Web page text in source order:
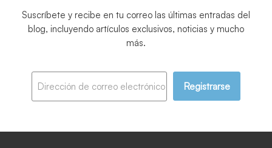
Suscríbete y recibe en tu correo las últimas entradas del
blog, incluyendo artículos exclusivos, noticias y mucho
más.
Dirección de correo electrónico Registrarse